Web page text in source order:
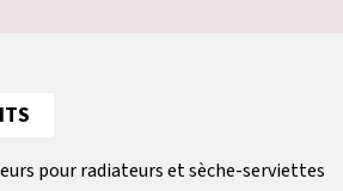
pour radiateurs et sèche-serviettes